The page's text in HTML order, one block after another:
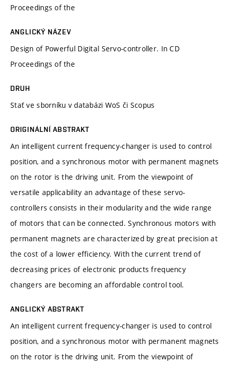
Proceedings of the
ANGLICKÝ NÁZEV
Design of Powerful Digital Servo-controller. In CD
Proceedings of the
DRUH
Stať ve sborníku v databázi WoS či Scopus
ORIGINÁLNÍ ABSTRAKT
An intelligent current frequency-changer is used to control
position, and a synchronous motor with permanent magnets
on the rotor is the driving unit. From the viewpoint of
versatile applicability an advantage of these servo-
controllers consists in their modularity and the wide range
of motors that can be connected. Synchronous motors with
permanent magnets are characterized by great precision at
the cost of a lower efficiency. With the current trend of
decreasing prices of electronic products frequency
changers are becoming an affordable control tool.
ANGLICKÝ ABSTRAKT
An intelligent current frequency-changer is used to control
position, and a synchronous motor with permanent magnets
on the rotor is the driving unit. From the viewpoint of